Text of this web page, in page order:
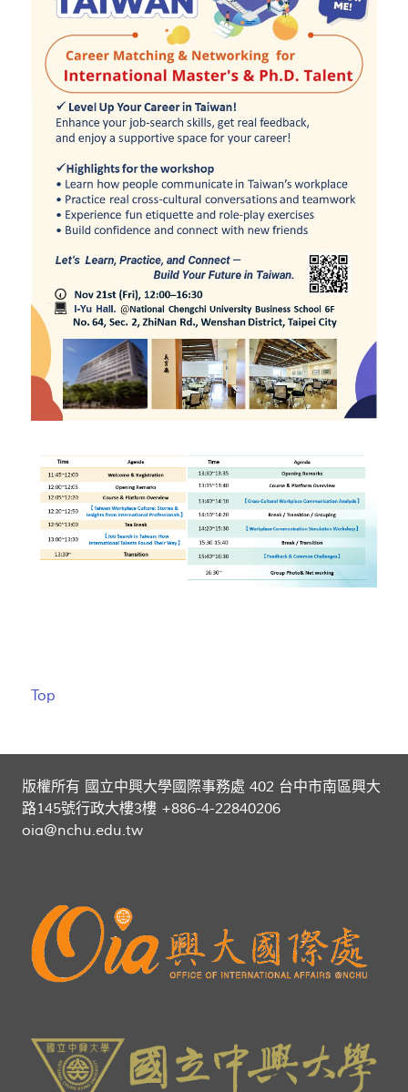
Top
版權所有 國立中興大學國際事務處 402 台中市南區興大
路145號行政大樓3樓 +886-4-22840206
oia@nchu.edu.tw